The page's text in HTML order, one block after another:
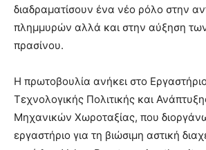
διαδραματίσουν ένα νέο ρόλο στην
πλημμυρών αλλά και στην αύξηση
πρασίνου.
Η πρωτοβουλία ανήκει στο
Τεχνολογικής Πολιτικής και
Μηχανικών Χωροταξίας, που
εργαστήριο για τη βιώσιμη αστική